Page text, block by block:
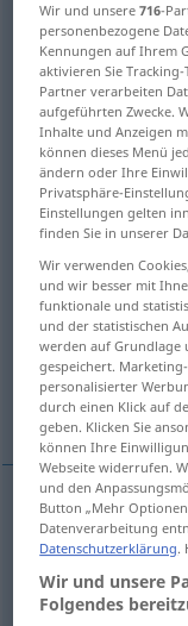
Übersicht aller
(Für mehr Details die
Verbrechen,
strafbare
Betätigung
schwere
Verbrechen,
Verbrechenn
Straftatf crime
Wir und unsere716-
personenbezogene
Kennungen auf Ihrem
aktivieren Sie
Partner verarbeiten
aufgeführten Zwecke.
Inhalte und Anzeigen
können dieses Menü
ändern oder Ihre
Privatsphäre-
Einstellungen gelten
finden Sie in unserer
Wir verwenden
und wir besser mit
funktionale und
und der statistischen
werden auf Grundlage
gespeichert.
personalisierter
durch einen Klick auf
geben. Klicken Sie
können Ihre
Webseite widerrufen.
und den
Button „Mehr
Datenverarbeitung
Datenschutzerklärung.
Wir und unsere
Folgendes